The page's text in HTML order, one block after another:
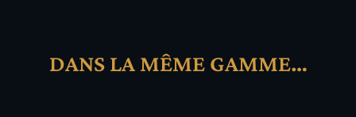
DANS LA MÊME GAMME…